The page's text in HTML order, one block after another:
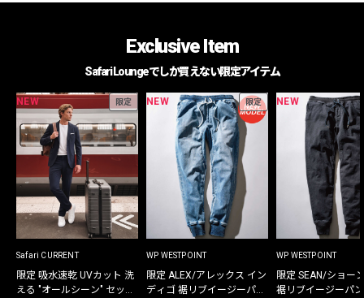
Exclusive Item
Safari Loungeでしか買えない限定アイテム
NEW 限定
Safari CURRENT
限定 吸水速乾 UVカット 洗
える "オールシーン" セット
NEW 限定
WP WESTPOINT
限定 ALEX/アレックス イン
ディゴ 裾リブイージーパン
NEW
WP WESTPOINT
限定 SEAN/ショー
裾リブイージーパ